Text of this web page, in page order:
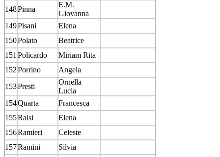
148Pinna
E.M.
Giovanna
149Pisani
Elena
150Polato
Beatrice
151 Policardo
Miriam Rita
152Porrino
Angela
153Presti
Ornella
Lucia
154Quarta
Francesca
155Raisi
Elena
156Ramieri
Celeste
157Ramini
Silvia